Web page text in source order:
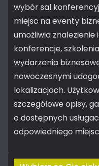
wybór sal
miejsc na eventy
umożliwia
konferencje,
wydarzenia
nowoczesnymi
lokalizacjach.
szczegółowe opisy,
o dostępnych
odpowiedniego